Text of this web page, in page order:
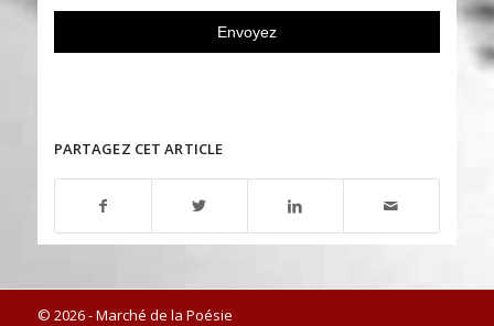
PARTAGEZ CET ARTICLE
© 2026 - Marché de la Poésie